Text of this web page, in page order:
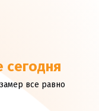
сегодня
все равно